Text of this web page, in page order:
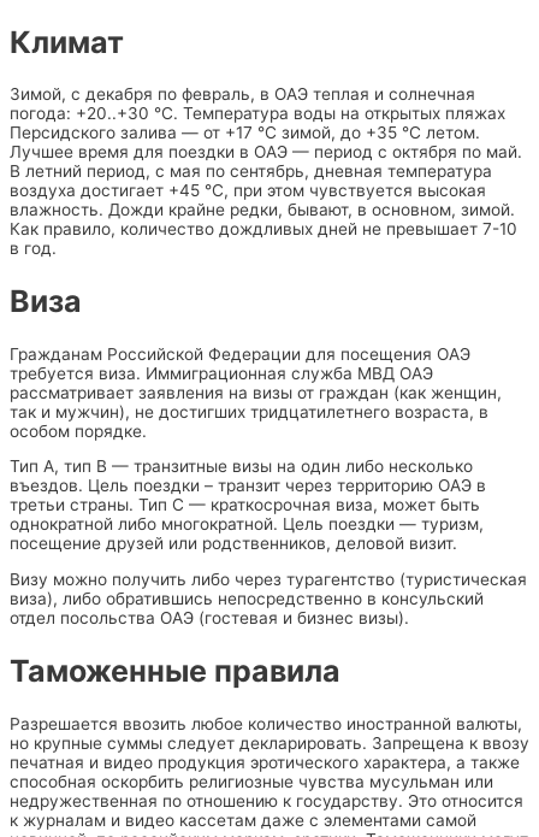
Климат
Зимой, с декабря по февраль, в ОАЭ теплая и солнечная
погода: +20..+30 °C. Температура воды на открытых пляжах
Персидского залива — от +17 °C зимой, до +35 °C летом.
Лучшее время для поездки в ОАЭ — период с октября по май.
В летний период, с мая по сентябрь, дневная температура
воздуха достигает +45 °C, при этом чувствуется высокая
влажность. Дожди крайне редки, бывают, в основном, зимой.
Как правило, количество дождливых дней не превышает 7-10
в год.
Виза
Гражданам Российской Федерации для посещения ОАЭ
требуется виза. Иммиграционная служба МВД ОАЭ
рассматривает заявления на визы от граждан (как женщин,
так и мужчин), не достигших тридцатилетнего возраста, в
особом порядке.
Тип А, тип В — транзитные визы на один либо несколько
въездов. Цель поездки – транзит через территорию ОАЭ в
третьи страны. Тип С — краткосрочная виза, может быть
однократной либо многократной. Цель поездки — туризм,
посещение друзей или родственников, деловой визит.
Визу можно получить либо через турагентство (туристическая
виза), либо обратившись непосредственно в консульский
отдел посольства ОАЭ (гостевая и бизнес визы).
Таможенные правила
Разрешается ввозить любое количество иностранной валюты,
но крупные суммы следует декларировать. Запрещена к ввозу
печатная и видео продукция эротического характера, а также
способная оскорбить религиозные чувства мусульман или
недружественная по отношению к государству. Это относится
к журналам и видео кассетам даже с элементами самой